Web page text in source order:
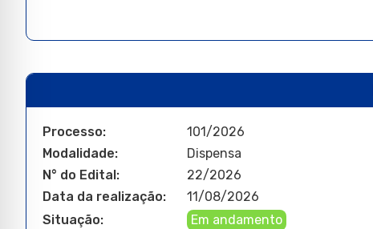
Processo:
101/2026
Modalidade:
Dispensa
N° do Edital:
22/2026
Data da realização:
11/08/2026
Situação:
Em andamento